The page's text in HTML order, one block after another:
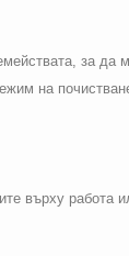
за да
на
върху работа